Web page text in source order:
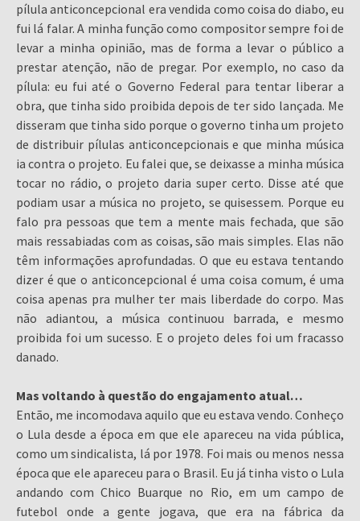
pílula anticoncepcional era vendida como coisa do diabo, eu
fui lá falar. A minha função como compositor sempre foi de
levar a minha opinião, mas de forma a levar o público a
prestar atenção, não de pregar. Por exemplo, no caso da
pílula: eu fui até o Governo Federal para tentar liberar a
obra, que tinha sido proibida depois de ter sido lançada. Me
disseram que tinha sido porque o governo tinha um projeto
de distribuir pílulas anticoncepcionais e que minha música
ia contra o projeto. Eu falei que, se deixasse a minha música
tocar no rádio, o projeto daria super certo. Disse até que
podiam usar a música no projeto, se quisessem. Porque eu
falo pra pessoas que tem a mente mais fechada, que são
mais ressabiadas com as coisas, são mais simples. Elas não
têm informações aprofundadas. O que eu estava tentando
dizer é que o anticoncepcional é uma coisa comum, é uma
coisa apenas pra mulher ter mais liberdade do corpo. Mas
não adiantou, a música continuou barrada, e mesmo
proibida foi um sucesso. E o projeto deles foi um fracasso
danado.
Mas voltando à questão do engajamento atual…
Então, me incomodava aquilo que eu estava vendo. Conheço
o Lula desde a época em que ele apareceu na vida pública,
como um sindicalista, lá por 1978. Foi mais ou menos nessa
época que ele apareceu para o Brasil. Eu já tinha visto o Lula
andando com Chico Buarque no Rio, em um campo de
futebol onde a gente jogava, que era na fábrica da